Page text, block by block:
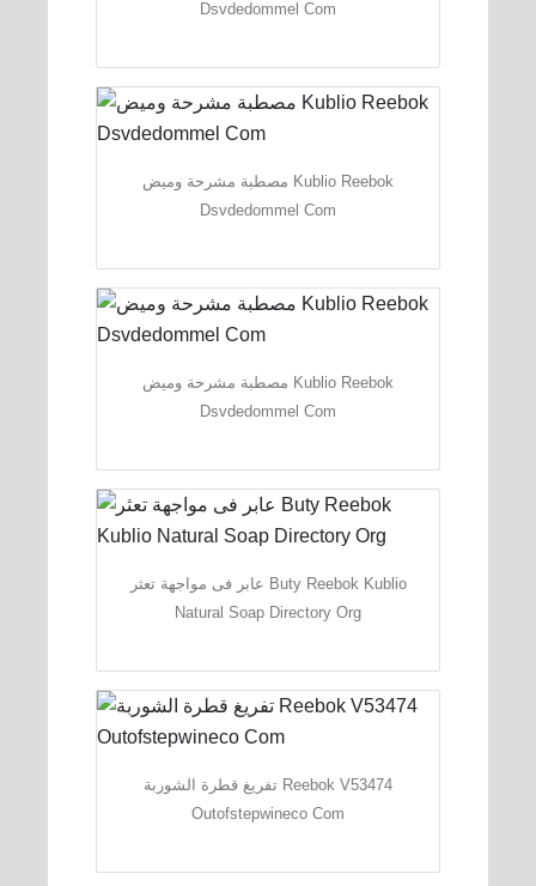
Dsvdedommel Com
مصطبة مشرحة وميض Kublio Reebok
Dsvdedommel Com
مصطبة مشرحة وميض Kublio Reebok
Dsvdedommel Com
عابر فى مواجهة تعثر Buty Reebok Kublio
Natural Soap Directory Org
تفريغ قطرة الشوربة Reebok V53474
Outofstepwineco Com